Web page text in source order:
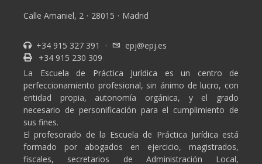
Calle Amaniel, 2 · 28015 · Madrid
+34 915 327 391 ·
epj@epj.es
+34 915 230 309
La Escuela de Práctica Jurídica es un centro de
perfeccionamiento profesional, sin ánimo de lucro, con
entidad propia, autonomía orgánica, y el grado
necesario de personificación para el cumplimiento de
sus fines.
El profesorado de la Escuela de Práctica Jurídica está
formado por abogados en ejercicio, magistrados,
fiscales, secretarios de Administración Local,